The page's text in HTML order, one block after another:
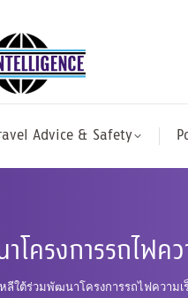
Advice & Safety
ครงการรถไฟค
ลีใต้ร่วมพัฒนาโครงการรถไฟความเ